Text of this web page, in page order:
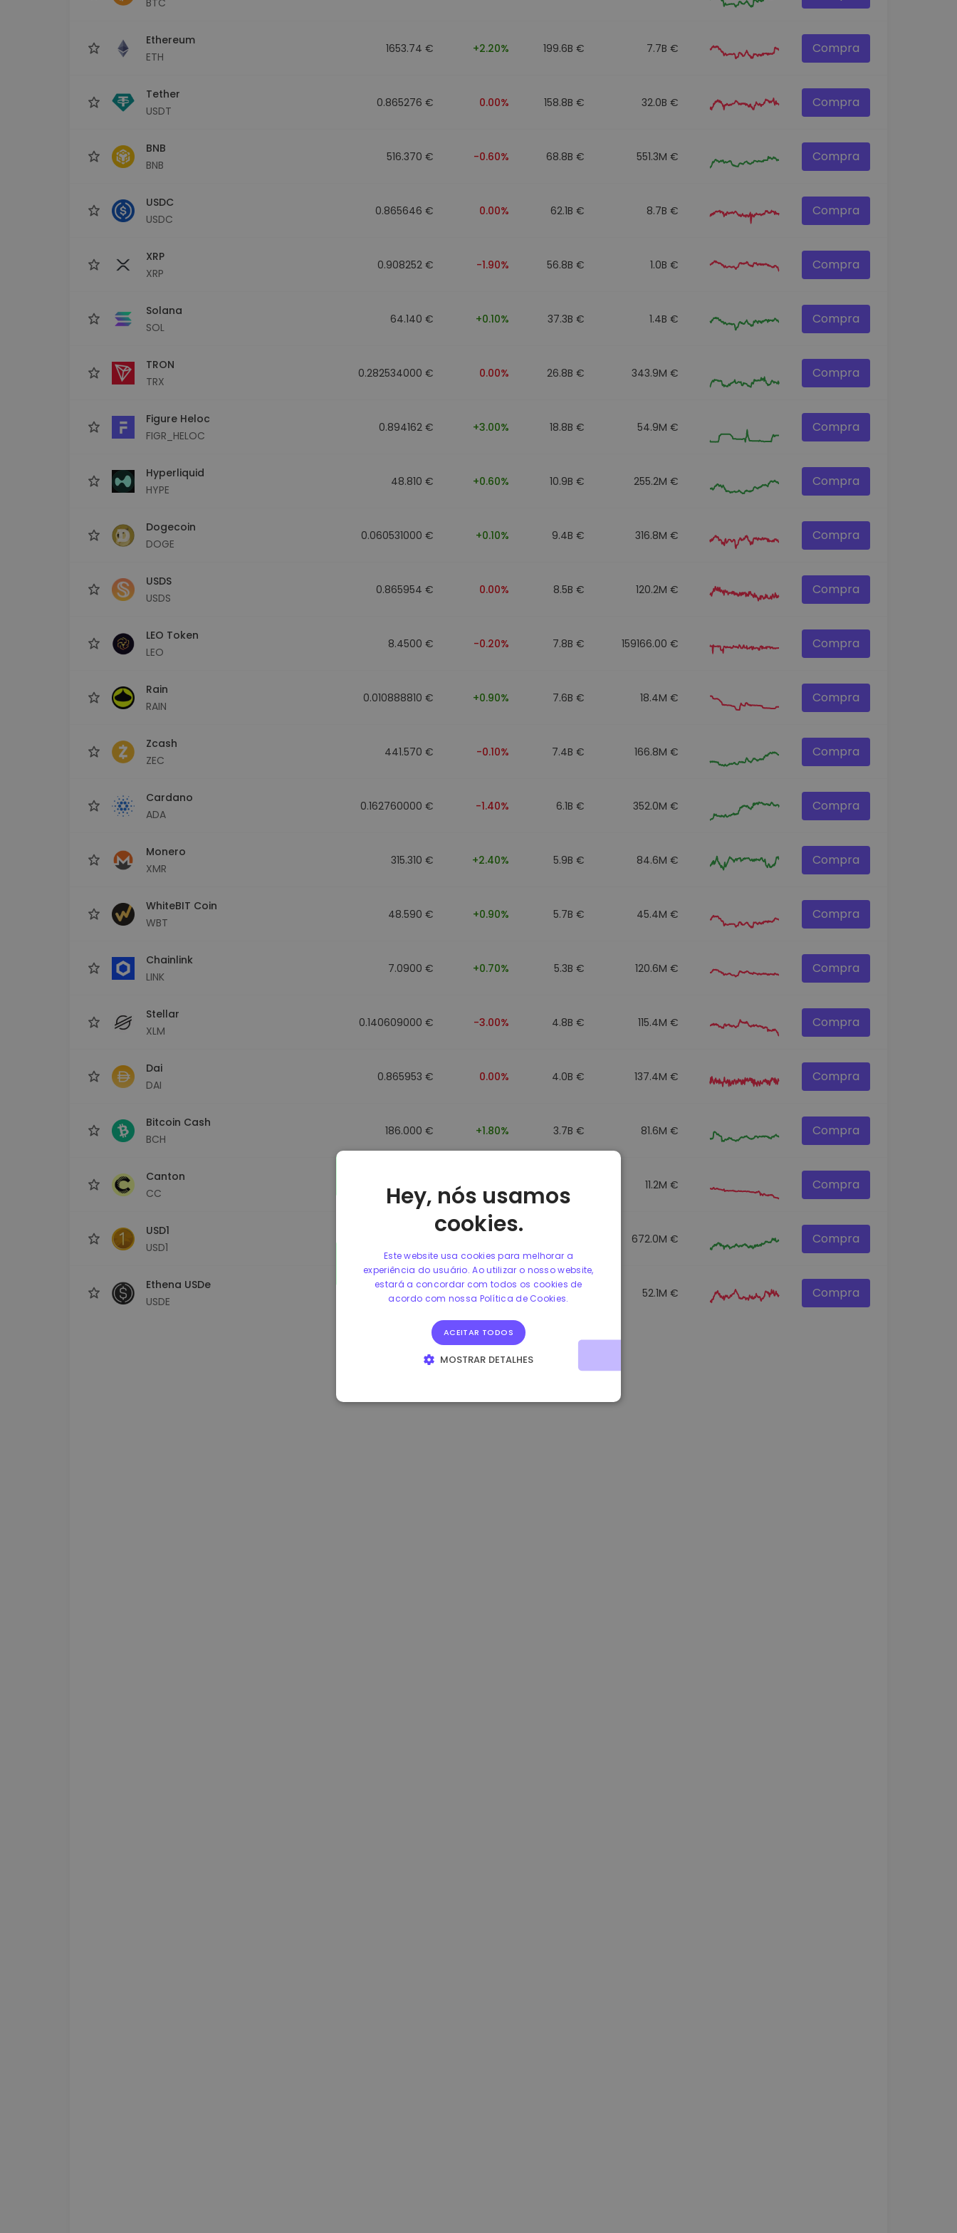
Ethereum
ETH
1653.74 € +2.20% 199.6B € 7.7B € Compra
Tether
USDT
0.865276 € 0.00% 158.8B € 32.0B € Compra
BNB
BNB
516.370 € -0.60% 68.8B € 551.3M € Compra
USDC
USDC
0.865646 € 0.00% 62.1B € 8.7B € Compra
XRP
XRP
0.908252 € -1.90% 56.8B € 1.0B € Compra
Solana
SOL
64.140 € +0.10% 37.3B € 1.4B € Compra
TRON
TRX
0.282534000 € 0.00% 26.8B € 343.9M € Compra
Figure Heloc
FIGR_HELOC
0.894162 € +3.00% 18.8B € 54.9M € Compra
Hyperliquid
HYPE
48.810 € +0.60% 10.9B € 255.2M € Compra
Dogecoin
DOGE
0.060531000 € +0.10% 9.4B € 316.8M € Compra
USDS
USDS
0.865954 € 0.00% 8.5B € 120.2M € Compra
LEO Token
LEO
8.4500 € -0.20% 7.8B € 159166.00 € Compra
Rain
RAIN
0.010888810 € +0.90% 7.6B € 18.4M € Compra
Zcash
ZEC
441.570 € -0.10% 7.4B € 166.8M € Compra
Cardano
ADA
0.162760000 € -1.40% 6.1B € 352.0M € Compra
Monero
XMR
315.310 € +2.40% 5.9B € 84.6M € Compra
WhiteBIT Coin
WBT
48.590 € +0.90% 5.7B € 45.4M € Compra
Chainlink
LINK
7.0900 € +0.70% 5.3B € 120.6M € Compra
Stellar
XLM
0.140609000 € -3.00% 4.8B € 115.4M € Compra
Dai
DAI
0.865953 € 0.00% 4.0B € 137.4M € Compra
Bitcoin Cash
BCH
186.000 € +1.80% 3.7B € 81.6M € Compra
Canton
CC
11.2M € Compra
USD1
USD1
672.0M € Compra
Ethena USDe
USDE
0.865660 € 0.00% 3.4B € 52.1M € Compra
Hey, nós usamos
cookies.
Este website usa cookies para melhorar a
experiência do usuário. Ao utilizar o nosso website,
estará a concordar com todos os cookies de
acordo com nossa Política de Cookies.
ACEITAR TODOS
MOSTRAR DETALHES